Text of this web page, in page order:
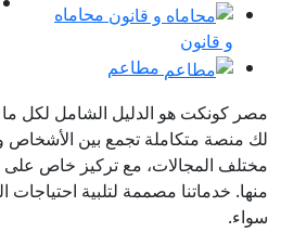
محاماه
مطاعم
أخبار
هو الدليل الشامل لكل ما تبحث
تجمع بين الأشخاص
مع تركيز خاص على دقة
مصممة لتلبية احتياجات المصريين